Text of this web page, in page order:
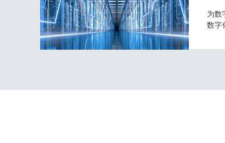
为数
数字